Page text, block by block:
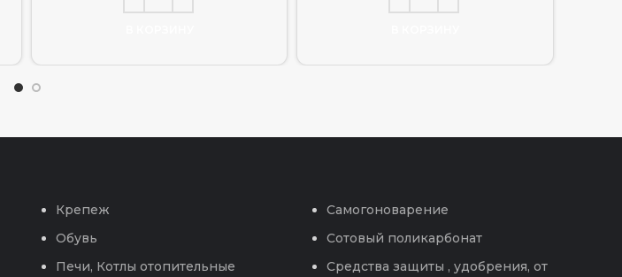
Крепеж
Обувь
Печи, Котлы отопительные
Самогоноварение
Сотовый поликарбонат
Средства защиты , удобрения, от